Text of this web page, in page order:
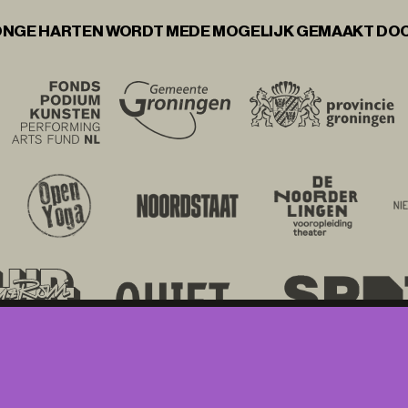
HARTEN WORDT MEDE MOGELIJK GEMAAKT